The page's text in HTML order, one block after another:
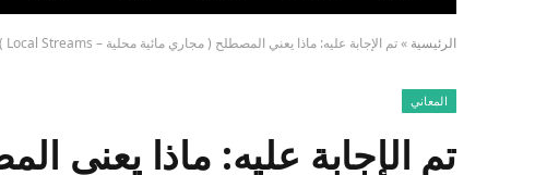
الرئيسية »تم الإجابة عليه: ماذا يعني المصطلح ( مجاري مائية محلية – Local Streams ) في مجال الجغرافيا؟
المعاني